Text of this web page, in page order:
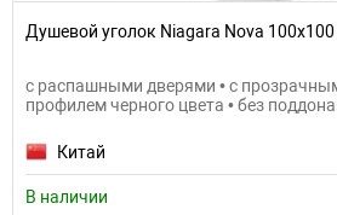
Душевой уголок Niagara Nova 100х100
с распашными дверями • с
профилем черного цвета • без
Китай
В наличии